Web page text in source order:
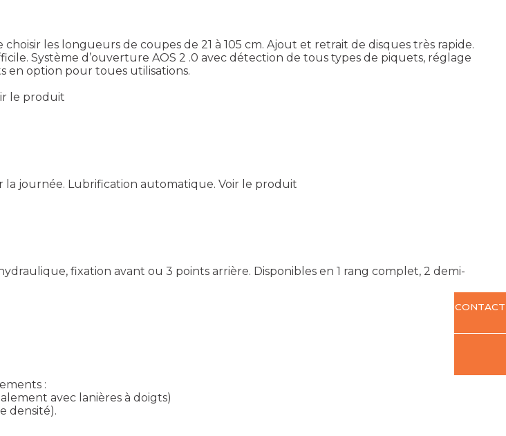
les longueurs de coupes de 21 à 105 cm. Ajout et retrait de disques très rapide.
Système d’ouverture AOS 2 .0 avec détection de tous types de piquets, réglage
en option pour toues utilisations.
le produit
la journée. Lubrification automatique. Voir le produit
fixation avant ou 3 points arrière. Disponibles en 1 rang complet, 2 demi-
:
avec lanières à doigts)
densité).
CONTACT